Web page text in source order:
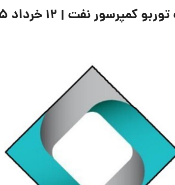
نفت | 12 خرداد ۱۴۰۵